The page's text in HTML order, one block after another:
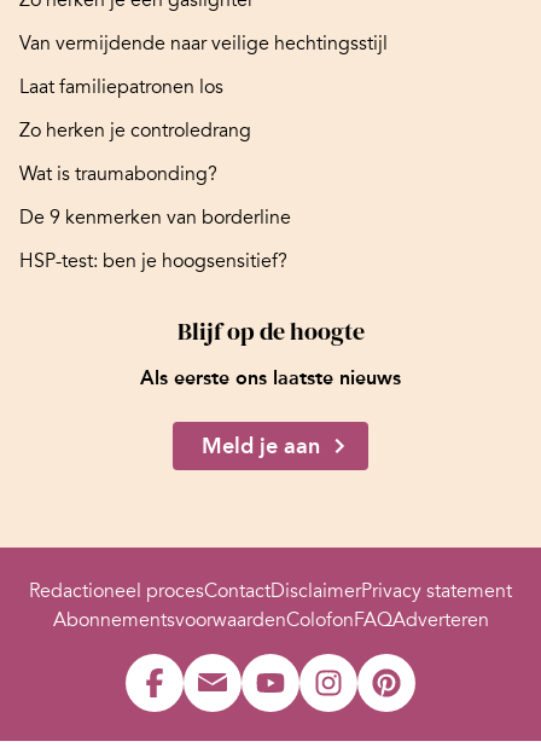
Van vermijdende naar veilige hechtingsstijl
Laat familiepatronen los
Zo herken je controledrang
Wat is traumabonding?
De 9 kenmerken van borderline
HSP-test: ben je hoogsensitief?
Blijf op de hoogte
Als eerste ons laatste nieuws
Meld je aan
Redactioneel procesContactDisclaimerPrivacy statement
AbonnementsvoorwaardenColofonFAQAdverteren